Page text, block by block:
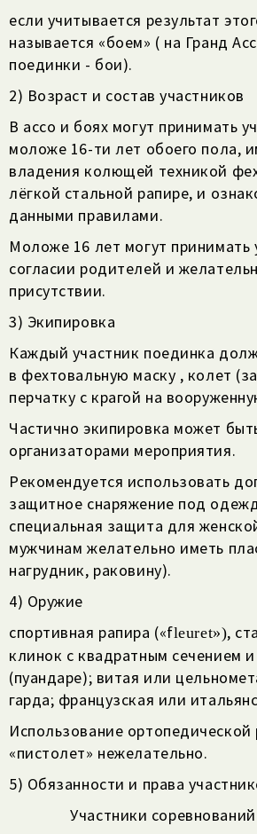
если учитывается результат
называется «боем» ( на Гранд
поединки - бои).
2) Возраст и состав участников
В ассо и боях могут принимать
моложе 16-ти лет обоего пола,
владения колющей техникой
лёгкой стальной рапире, и
данными правилами.
Моложе 16 лет могут принимать
согласии родителей и
присутствии.
3) Экипировка
Каждый участник поединка
в фехтовальную маску , колет
перчатку с крагой на
Частично экипировка может
организаторами мероприятия.
Рекомендуется использовать
защитное снаряжение под
специальная защита для
мужчинам желательно иметь
нагрудник, раковину).
4) Оружие
спортивная рапира («fleuret»),
клинок с квадратным сечением
(пуандаре); витая или
гарда; французская или
Использование ортопедической
«пистолет» нежелательно.
5) Обязанности и права
Участники